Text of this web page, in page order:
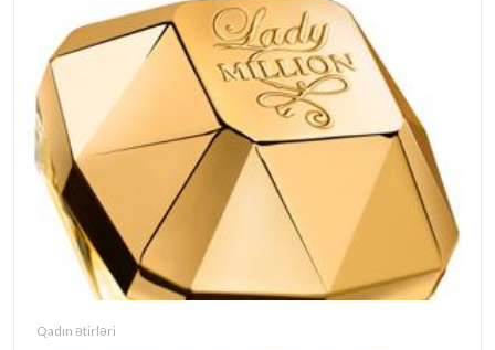
Qadın ətirləri